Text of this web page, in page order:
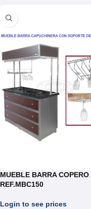
MUEBLE BARRA COPERO
REF.MBC150
Login to see prices